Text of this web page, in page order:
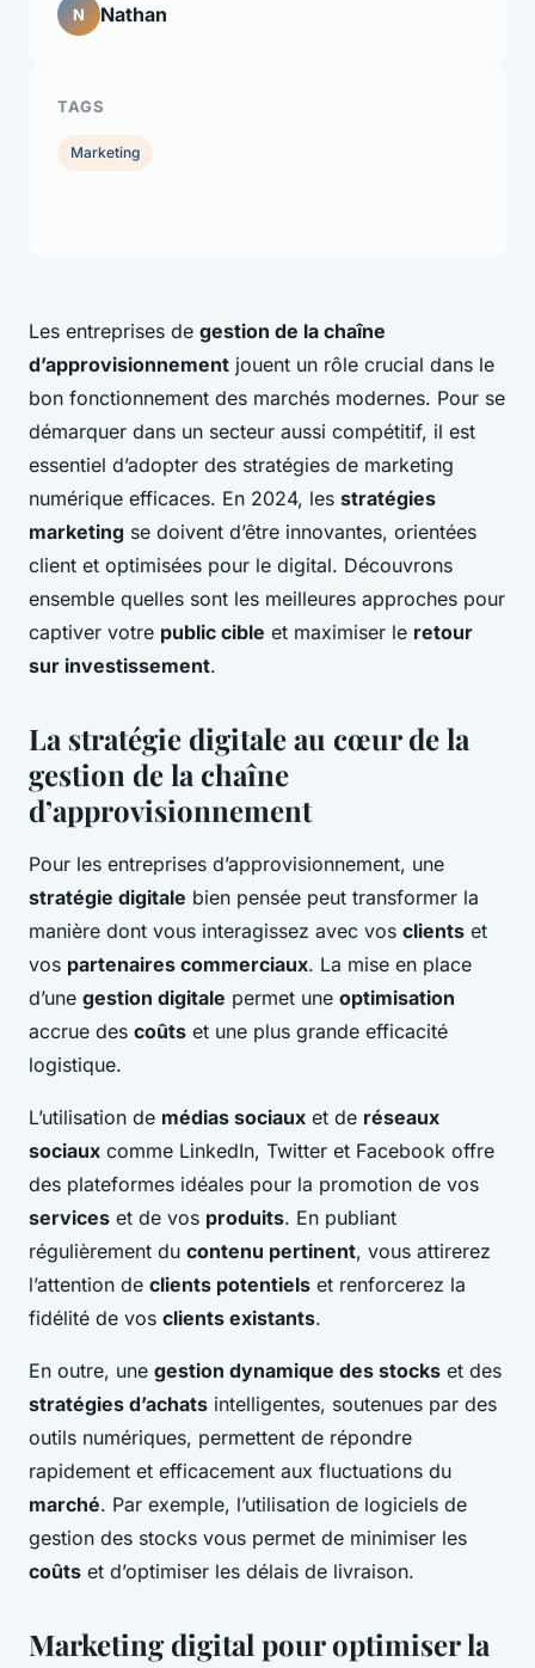
Les entreprises de gestion de la chaîne
d’approvisionnement jouent un rôle crucial dans le
bon fonctionnement des marchés modernes. Pour se
démarquer dans un secteur aussi compétitif, il est
essentiel d’adopter des stratégies de marketing
numérique efficaces. En 2024, les stratégies
marketing se doivent d’être innovantes, orientées
client et optimisées pour le digital. Découvrons
ensemble quelles sont les meilleures approches pour
captiver votre public cible et maximiser le retour
sur investissement.
La stratégie digitale au cœur de la
gestion de la chaîne
d’approvisionnement
Pour les entreprises d’approvisionnement, une
stratégie digitale bien pensée peut transformer la
manière dont vous interagissez avec vos clients et
vos partenaires commerciaux. La mise en place
d’une gestion digitale permet une optimisation
accrue des coûts et une plus grande efficacité
logistique.
L’utilisation de médias sociaux et de réseaux
sociaux comme LinkedIn, Twitter et Facebook offre
des plateformes idéales pour la promotion de vos
services et de vos produits. En publiant
régulièrement du contenu pertinent, vous attirerez
l’attention de clients potentiels et renforcerez la
fidélité de vos clients existants.
En outre, une gestion dynamique des stocks et des
stratégies d’achats intelligentes, soutenues par des
outils numériques, permettent de répondre
rapidement et efficacement aux fluctuations du
marché. Par exemple, l’utilisation de logiciels de
gestion des stocks vous permet de minimiser les
coûts et d’optimiser les délais de livraison.
Marketing digital pour optimiser la
N Nathan
TAGS
Marketing